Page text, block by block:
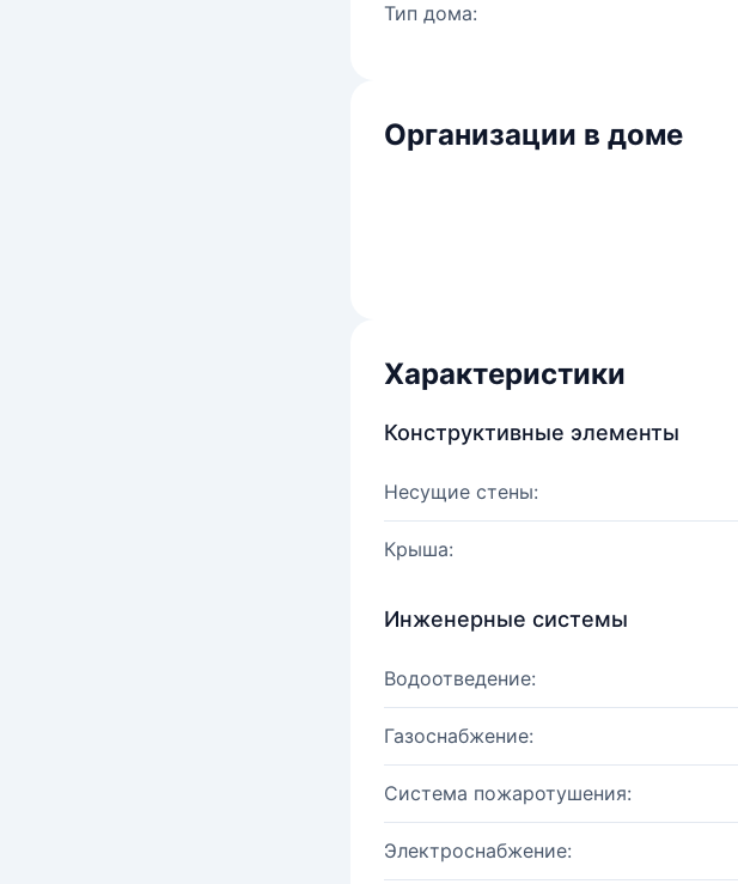
Тип дома:
Организации в доме
Характеристики
Конструктивные элементы
Несущие стены:
Крыша:
Инженерные системы
Водоотведение:
Газоснабжение:
Система пожаротушения:
Электроснабжение: